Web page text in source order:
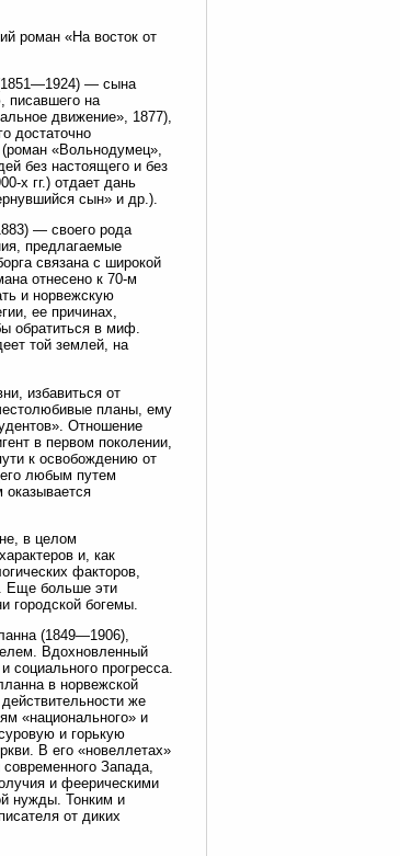
роман «На восток от
(1851—1924) — сына
писавшего на
движение», 1877),
достаточно
«Вольнодумец»,
без настоящего и без
х гг.) отдает дань
сын» и др.).
— своего рода
предлагаемые
связана с широкой
отнесено к 70-м
и норвежскую
ее причинах,
обратиться в миф.
той землей, на
избавиться от
планы, ему
Отношение
в первом поколении,
к освобождению от
любым путем
оказывается
в целом
и, как
факторов,
Еще больше эти
городской богемы.
(1849—1906),
Вдохновленный
прогресса.
в норвежской
же
«национального» и
и горькую
В его «новеллетах»
Запада,
и феерическими
нужды. Тонким и
от диких